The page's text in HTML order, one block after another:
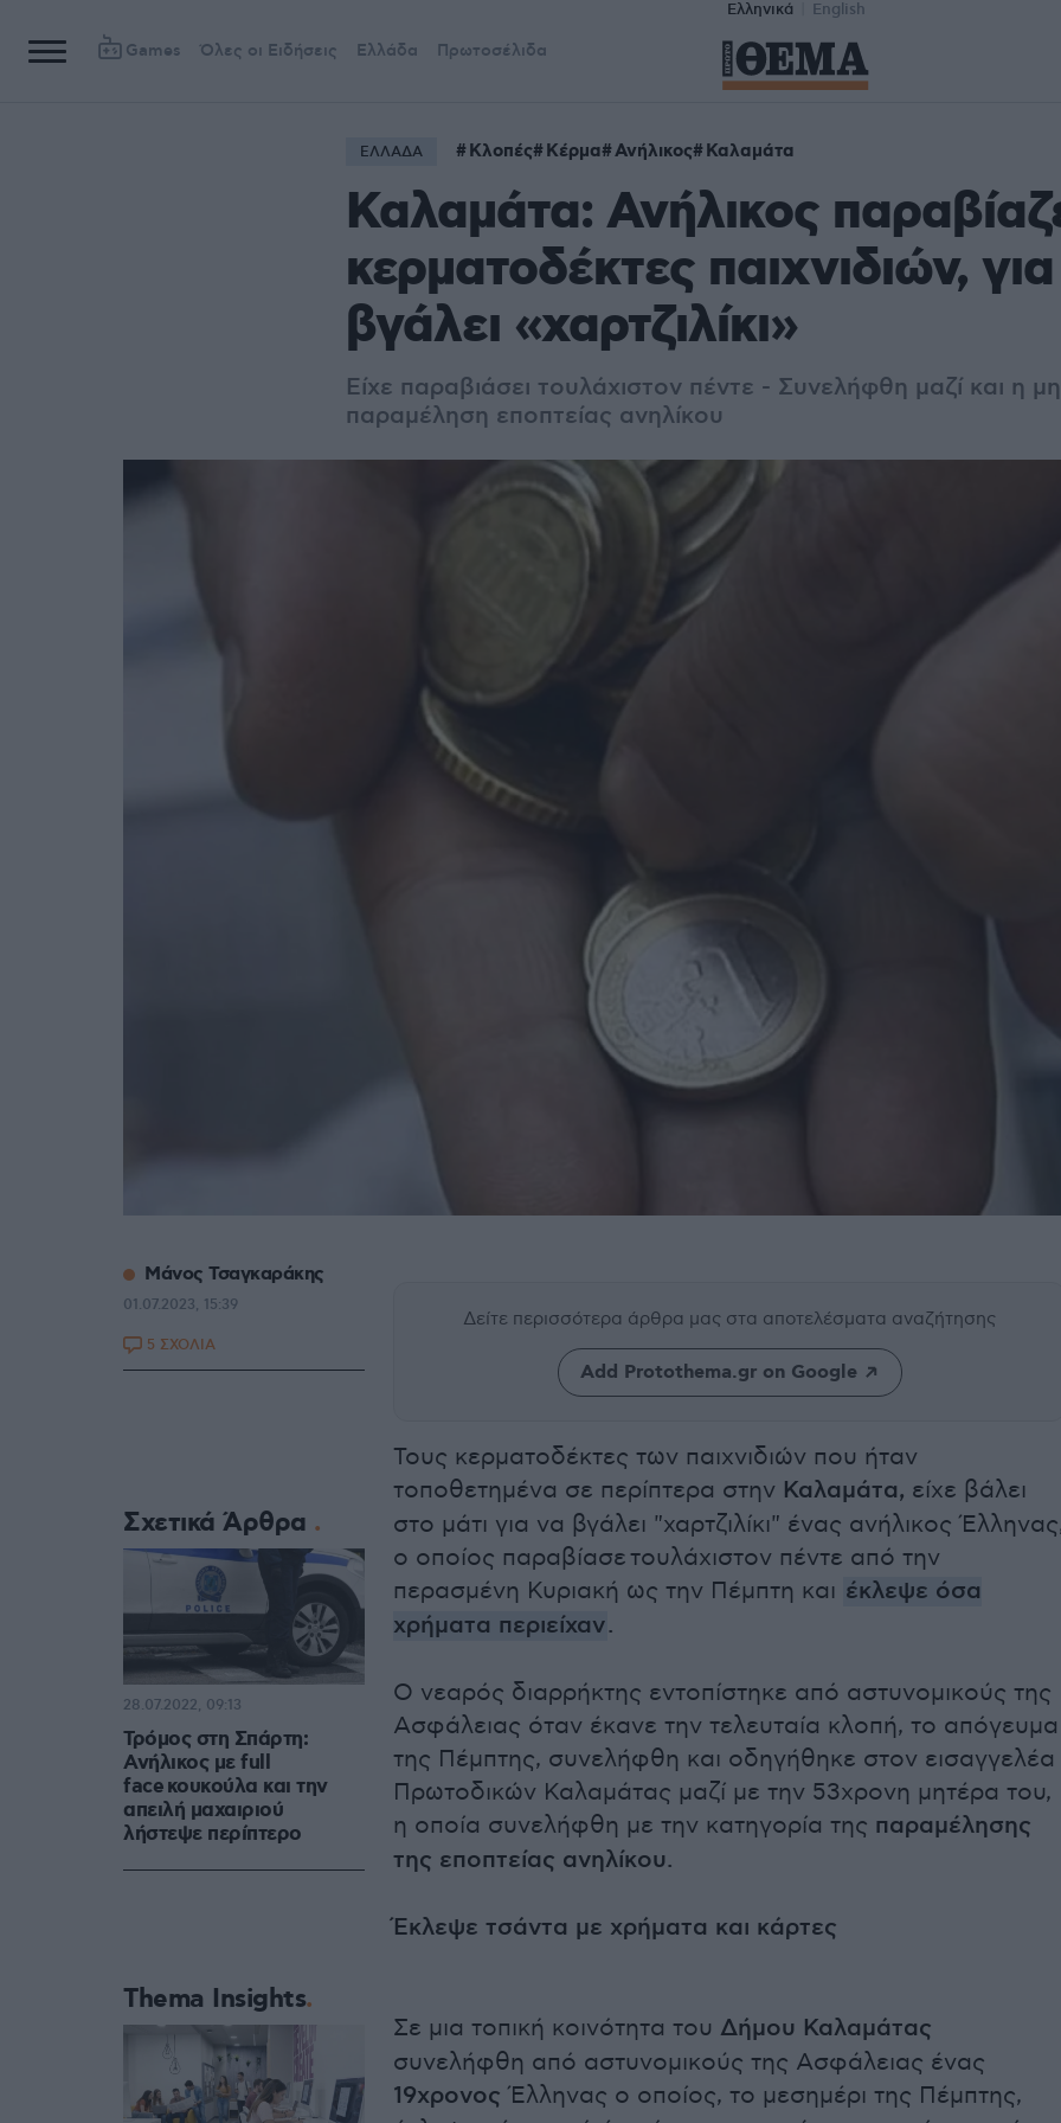
Ελληνικά English
Games Όλες οι Ειδήσεις Ελλάδα Πρωτοσέλιδα
ΕΛΛΑΔΑ Κλοπές Κέρμα Ανήλικος Καλαμάτα
Καλαμάτα: Ανήλικος
κερματοδέκτες παιχνιδιών,
βγάλει «χαρτζιλίκι»
Είχε παραβιάσει τουλάχιστον πέντε - Συνελήφθη μαζί και η
παραμέληση εποπτείας ανηλίκου
Δείτε περισσότερα άρθρα μας στα αποτελέσματα αναζήτησης
Add Protothema.gr on Google
Τους κερματοδέκτες των παιχνιδιών που ήταν
τοποθετημένα σε περίπτερα στην Καλαμάτα, είχε βάλει
στο μάτι για να βγάλει "χαρτζιλίκι" ένας ανήλικος
ο οποίος παραβίασε τουλάχιστον πέντε από την
περασμένη Κυριακή ως την Πέμπτη και έκλεψε όσα
χρήματα περιείχαν.
Ο νεαρός διαρρήκτης εντοπίστηκε από αστυνομικούς της
Ασφάλειας όταν έκανε την τελευταία κλοπή, το απόγευμα
της Πέμπτης, συνελήφθη και οδηγήθηκε στον εισαγγελέα
Πρωτοδικών Καλαμάτας μαζί με την 53χρονη μητέρα του,
η οποία συνελήφθη με την κατηγορία της παραμέλησης
της εποπτείας ανηλίκου.
Έκλεψε τσάντα με χρήματα και κάρτες
Σε μια τοπική κοινότητα του Δήμου Καλαμάτας
συνελήφθη από αστυνομικούς της Ασφάλειας ένας
19χρονος Έλληνας ο οποίος, το μεσημέρι της Πέμπτης,
Μάνος Τσαγκαράκης
01.07.2023, 15:39
5 ΣΧΟΛΙΑ
Σχετικά Άρθρα
Τρόμος στη Σπάρτη:
Ανήλικος με full
face κουκούλα και την
απειλή μαχαιριού
λήστεψε περίπτερο
28.07.2022, 09:13
Thema Insights